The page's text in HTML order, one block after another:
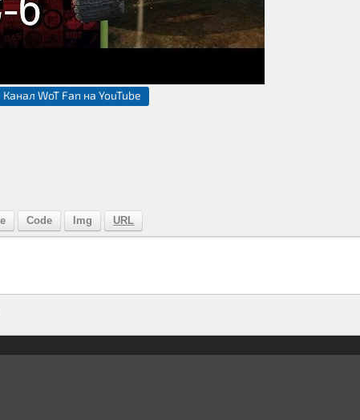
Канал WoT Fan на YouTube